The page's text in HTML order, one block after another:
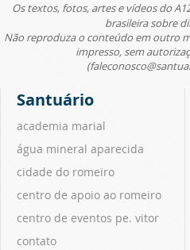
Os textos, fotos, artes e vídeos do
brasileira sobre
Não reproduza o conteúdo em outro
impresso, sem
Santuário
academia marial
água mineral aparecida
cidade do romeiro
centro de apoio ao romeiro
centro de eventos pe. vitor
contato